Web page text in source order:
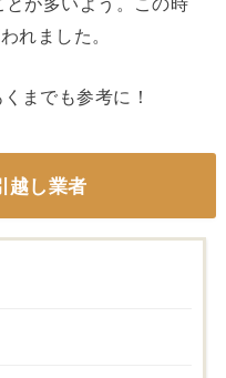
れました。
までも参考に！
越し業者